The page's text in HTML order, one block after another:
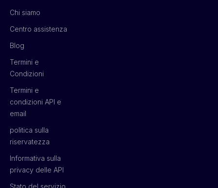
Chi siamo
Centro assistenza
Blog
Termini e
Condizioni
Termini e
condizioni API e
email
politica sulla
riservatezza
Informativa sulla
privacy delle API